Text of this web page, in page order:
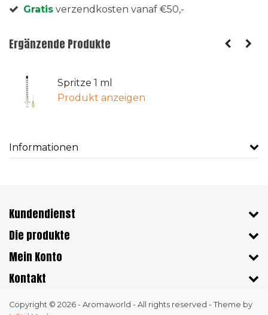
Gratis verzendkosten vanaf €50,-
Ergänzende Produkte
Spritze 1 ml
Produkt anzeigen
Informationen
Kundendienst
Die produkte
Mein Konto
Kontakt
Copyright © 2026 - Aromaworld - All rights reserved - Theme by